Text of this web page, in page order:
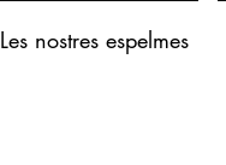
Les nostres espelmes